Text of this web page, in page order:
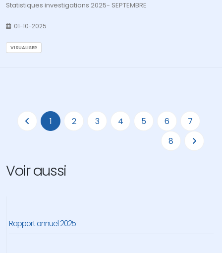
Statistiques investigations 2025- SEPTEMBRE
01-10-2025
VISUALISER
1 2 3 4 5 6
7
8
Voir aussi
Rapport annuel 2025